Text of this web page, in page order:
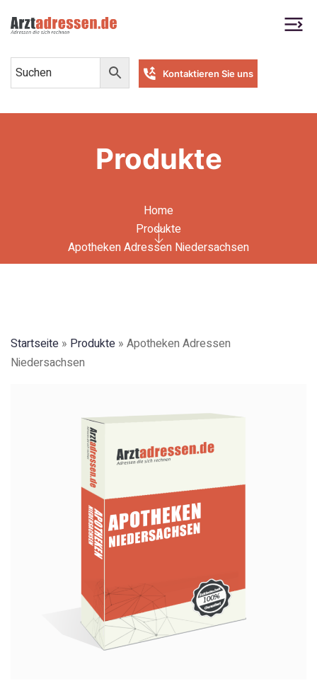
Kontaktieren Sie uns
Produkte
Home
Produkte
Apotheken Adressen Niedersachsen
Startseite » Produkte » Apotheken Adressen
Niedersachsen